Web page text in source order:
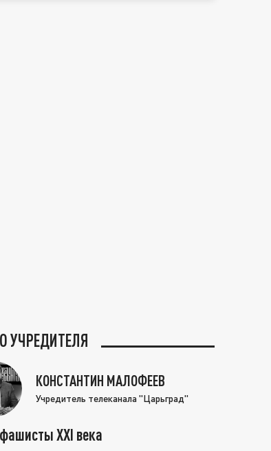
УЧРЕДИТЕЛЯ
КОНСТАНТИН МАЛОФЕЕВ
Учредитель телеканала "Царьград"
XXI века